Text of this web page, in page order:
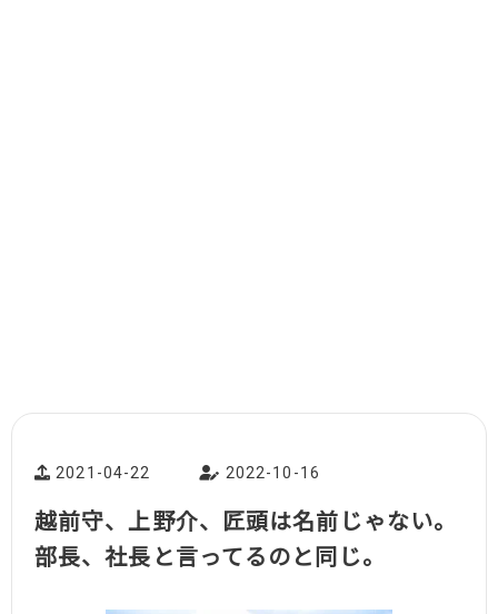
2021-04-22 2022-10-16
越前守、上野介、匠頭は名前じゃない。
部長、社長と言ってるのと同じ。